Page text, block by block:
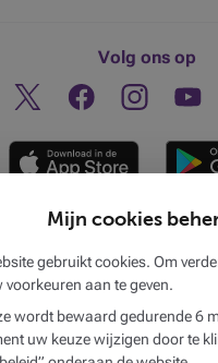
Volg ons op
Twitter FacebookInstagram
aanbod
Mijn cookies
gebruikt cookies. Om
voorkeuren aan te geven.
wordt bewaard gedurende 6
uw keuze wijzigen door te